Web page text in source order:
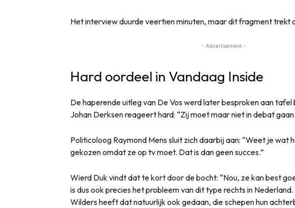
Het interview duurde veertien minuten, maar dit fragment trekt
- Advertisement -
Hard oordeel in Vandaag Inside
De haperende uitleg van De Vos werd later besproken aan tafel
Johan Derksen reageert hard: “Zij moet maar niet in debat
Politicoloog Raymond Mens sluit zich daarbij aan: “Weet je wat
gekozen omdat ze op tv moet. Dat is dan geen succes.”
Wierd Duk vindt dat te kort door de bocht: “Nou, ze kan best
is dus ook precies het probleem van dit type rechts in
Wilders heeft dat natuurlijk ook gedaan, die schepen hun